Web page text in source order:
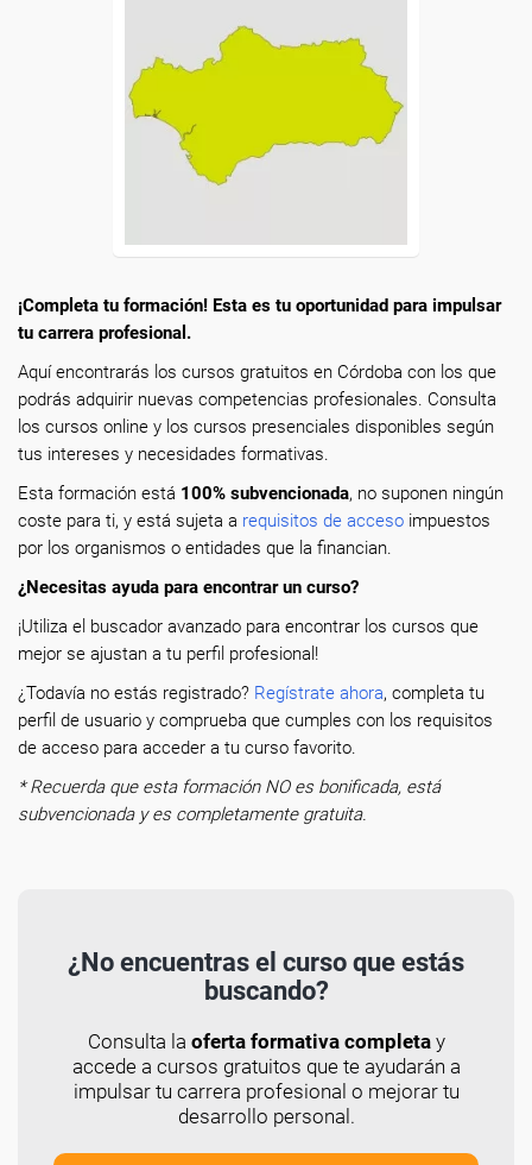
¡Completa tu formación! Esta es tu oportunidad para impulsar
tu carrera profesional.
Aquí encontrarás los cursos gratuitos en Córdoba con los que
podrás adquirir nuevas competencias profesionales. Consulta
los cursos online y los cursos presenciales disponibles según
tus intereses y necesidades formativas.
Esta formación está 100% subvencionada, no suponen ningún
coste para ti, y está sujeta a requisitos de acceso impuestos
por los organismos o entidades que la financian.
¿Necesitas ayuda para encontrar un curso?
¡Utiliza el buscador avanzado para encontrar los cursos que
mejor se ajustan a tu perfil profesional!
¿Todavía no estás registrado? Regístrate ahora, completa tu
perfil de usuario y comprueba que cumples con los requisitos
de acceso para acceder a tu curso favorito.
* Recuerda que esta formación NO es bonificada, está
subvencionada y es completamente gratuita.
¿No encuentras el curso que estás
buscando?
Consulta la oferta formativa completay
accede a cursos gratuitos que te ayudarán a
impulsar tu carrera profesional o mejorar tu
desarrollo personal.